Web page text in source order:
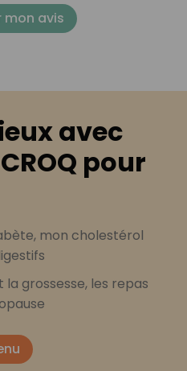
mon avis
avec
pour
mon cholestérol
grossesse, les repas